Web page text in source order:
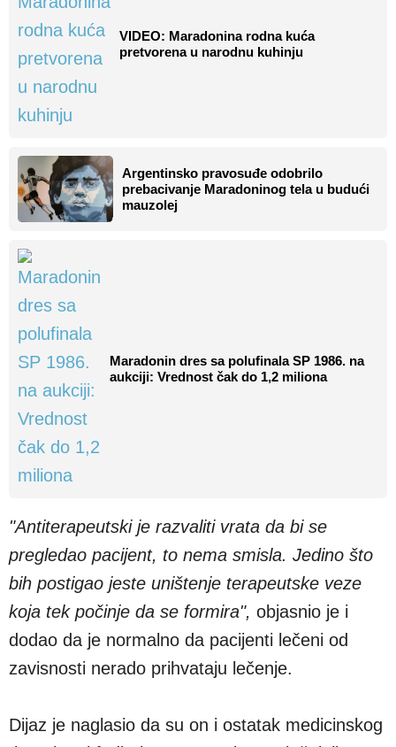
VIDEO: Maradonina rodna kuća
pretvorena u narodnu kuhinju
Argentinsko pravosuđe odobrilo
prebacivanje Maradoninog tela u budući
mauzolej
Maradonin dres sa polufinala SP 1986. na
aukciji: Vrednost čak do 1,2 miliona
"Antiterapeutski je razvaliti vrata da bi se
pregledao pacijent, to nema smisla. Jedino što
bih postigao jeste uništenje terapeutske veze
koja tek počinje da se formira", objasnio je i
dodao da je normalno da pacijenti lečeni od
zavisnosti nerado prihvataju lečenje.
Dijaz je naglasio da su on i ostatak medicinskog